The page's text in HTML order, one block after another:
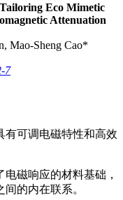
Eco Mimetic
Attenuation
Mao-Sheng Cao*
7
有可调电磁特性和高效
磁响应的材料基础，
的内在联系。